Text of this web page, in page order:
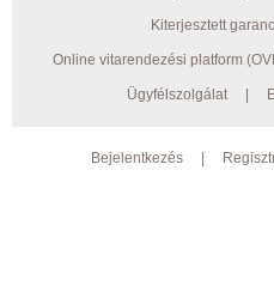
Kiterjesztett
Online vitarendezési platform
Ügyfélszolgálat
Bejelentkezés